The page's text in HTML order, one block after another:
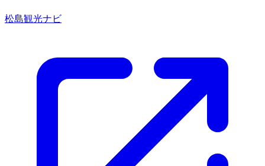
松島観光ナビ